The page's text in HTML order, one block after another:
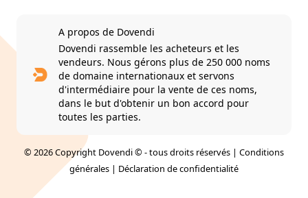
A propos de Dovendi
Dovendi rassemble les acheteurs et les
vendeurs. Nous gérons plus de 250 000 noms
de domaine internationaux et servons
d'intermédiaire pour la vente de ces noms,
dans le but d'obtenir un bon accord pour
toutes les parties.
© 2026 Copyright Dovendi © - tous droits réservés | Conditions
générales | Déclaration de confidentialité